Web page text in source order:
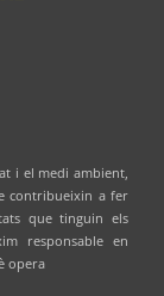
i el medi ambient,
contribueixin a fer
que tinguin els
responsable en
opera